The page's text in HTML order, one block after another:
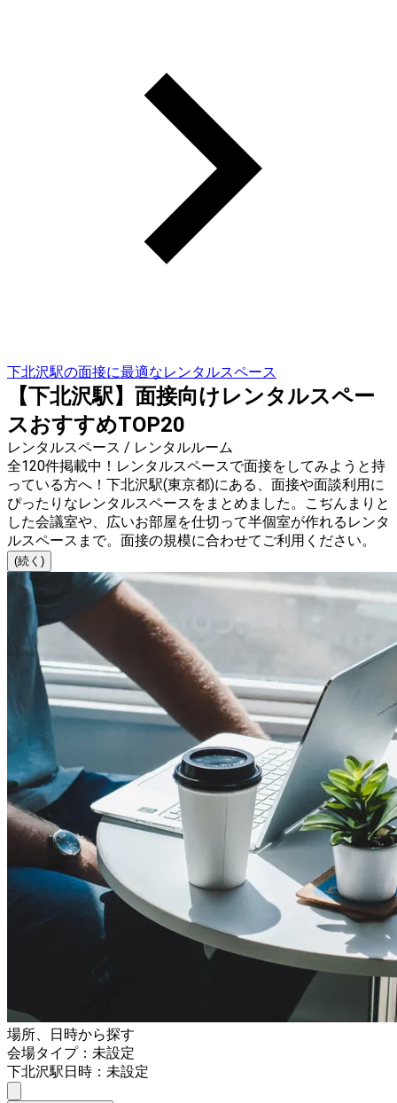
下北沢駅の面接に最適なレンタルスペース
【下北沢駅】面接向けレンタルスペー
スおすすめTOP20
レンタルスペース / レンタルルーム
全120件掲載中！レンタルスペースで面接をしてみようと持
っている方へ！下北沢駅(東京都)にある、面接や面談利用に
ぴったりなレンタルスペースをまとめました。こぢんまりと
した会議室や、広いお部屋を仕切って半個室が作れるレンタ
ルスペースまで。面接の規模に合わせてご利用ください。
(続く)
場所、日時から探す
会場タイプ：未設定
下北沢駅日時：未設定